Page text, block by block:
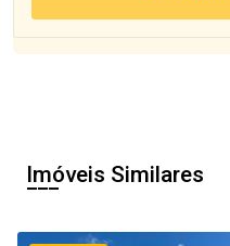
Imóveis Similares